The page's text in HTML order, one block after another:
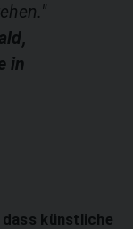
in
künstliche